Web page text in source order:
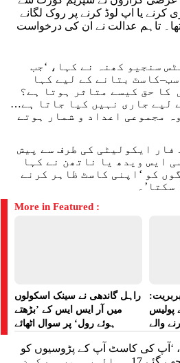
کرنے یا اپ لوڈ کرنے پر روک لگانے
تھا۔ تاہم عدالت نے ان کی درخواست
سنجیو کھنہ نے کہا، ‘جب
بتانے کے لیے کہا
کا حق کیسے متاثر ہوتا ہے؟
لیے جاری نہیں کیا جاتا ہے…
مجموعی اعداد و شمار ہوتے
فار ایکولیٹی کی طرف سے پیش
ایس ویدھ یا ناتھن نے کہا
کو ‘اپنی کاسٹ ظاہر کرنے
More in Featured :
راہل گاندھی نے سینک اسکولوں
میں آر ایس ایس کے ’بڑھتے
ہوئے رول‘ پر سوال اٹھائے
پولیس
والے
‘آپ کی کاسٹ آپ کے پڑوسیوں کو